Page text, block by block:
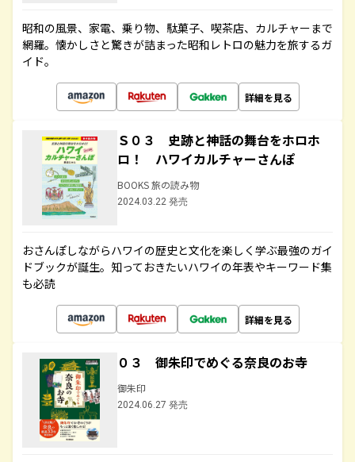
昭和の風景、家電、乗り物、駄菓子、喫茶店、カルチャーまで
網羅。懐かしさと驚きが詰まった昭和レトロの魅力を旅するガ
イド。
詳細を見る
Ｓ０３ 史跡と神話の舞台をホロホ
ロ！ ハワイカルチャーさんぽ
BOOKS 旅の読み物
2024.03.22 発売
おさんぽしながらハワイの歴史と文化を楽しく学ぶ最強のガイ
ドブックが誕生。知っておきたいハワイの年表やキーワード集
も必読
詳細を見る
０３ 御朱印でめぐる奈良のお寺
御朱印
2024.06.27 発売